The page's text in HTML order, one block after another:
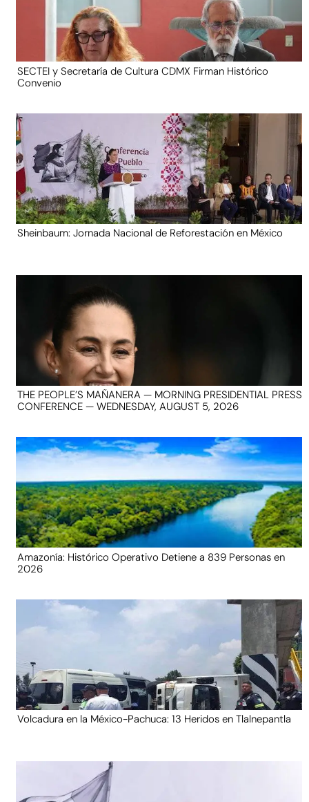
SECTEI y Secretaría de Cultura CDMX Firman Histórico
Convenio
Sheinbaum: Jornada Nacional de Reforestación en México
THE PEOPLE’S MAÑANERA — MORNING PRESIDENTIAL PRESS
CONFERENCE — WEDNESDAY, AUGUST 5, 2026
Amazonía: Histórico Operativo Detiene a 839 Personas en
2026
Volcadura en la México-Pachuca: 13 Heridos en Tlalnepantla